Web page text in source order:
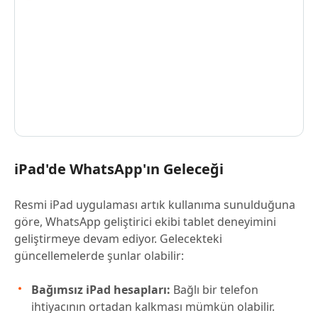
iPad'de WhatsApp'ın Geleceği
Resmi iPad uygulaması artık kullanıma sunulduğuna
göre, WhatsApp geliştirici ekibi tablet deneyimini
geliştirmeye devam ediyor. Gelecekteki
güncellemelerde şunlar olabilir:
Bağımsız iPad hesapları: Bağlı bir telefon
ihtiyacının ortadan kalkması mümkün olabilir.